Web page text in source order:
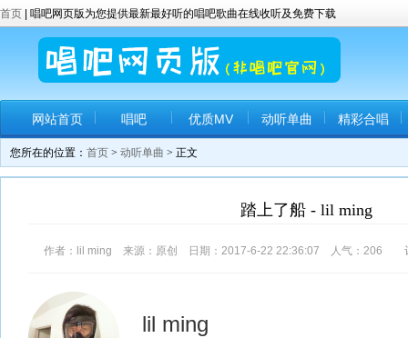
首页 | 唱吧网页版为您提供最新最好听的唱吧歌曲在线收听及免费下载
网站首页 唱吧 优质MV 动听单曲 精彩合唱
您所在的位置： 首页 > 动听单曲 > 正文
踏上了船 - lil ming
作者：lil ming 来源：原创 日期：2017-6-22 22:36:07 人气： 206 评
lil ming